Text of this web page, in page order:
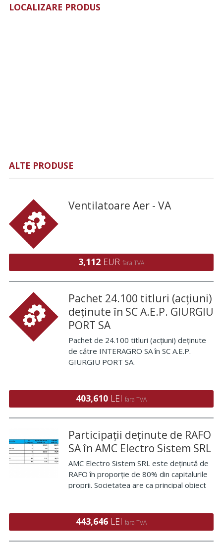
LOCALIZARE PRODUS
ALTE PRODUSE
Ventilatoare Aer - VA
3,112 EUR fara TVA
Pachet 24.100 titluri (acțiuni)
deținute în SC A.E.P. GIURGIU
PORT SA
Pachet de 24.100 titluri (acțiuni) deținute
de către INTERAGRO SA în SC A.E.P.
GIURGIU PORT SA.
403,610 LEI fara TVA
Participații deținute de RAFO
SA în AMC Electro Sistem SRL
AMC Electro Sistem SRL este deținută de
RAFO în proporție de 80% din capitalurile
proprii. Societatea are ca principal obiect
Societatea are la 31 Dec
443,646 LEI fara TVA